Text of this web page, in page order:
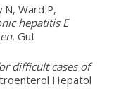
N, Ward P,
hepatitis E
Gut
difficult cases of
Hepatol